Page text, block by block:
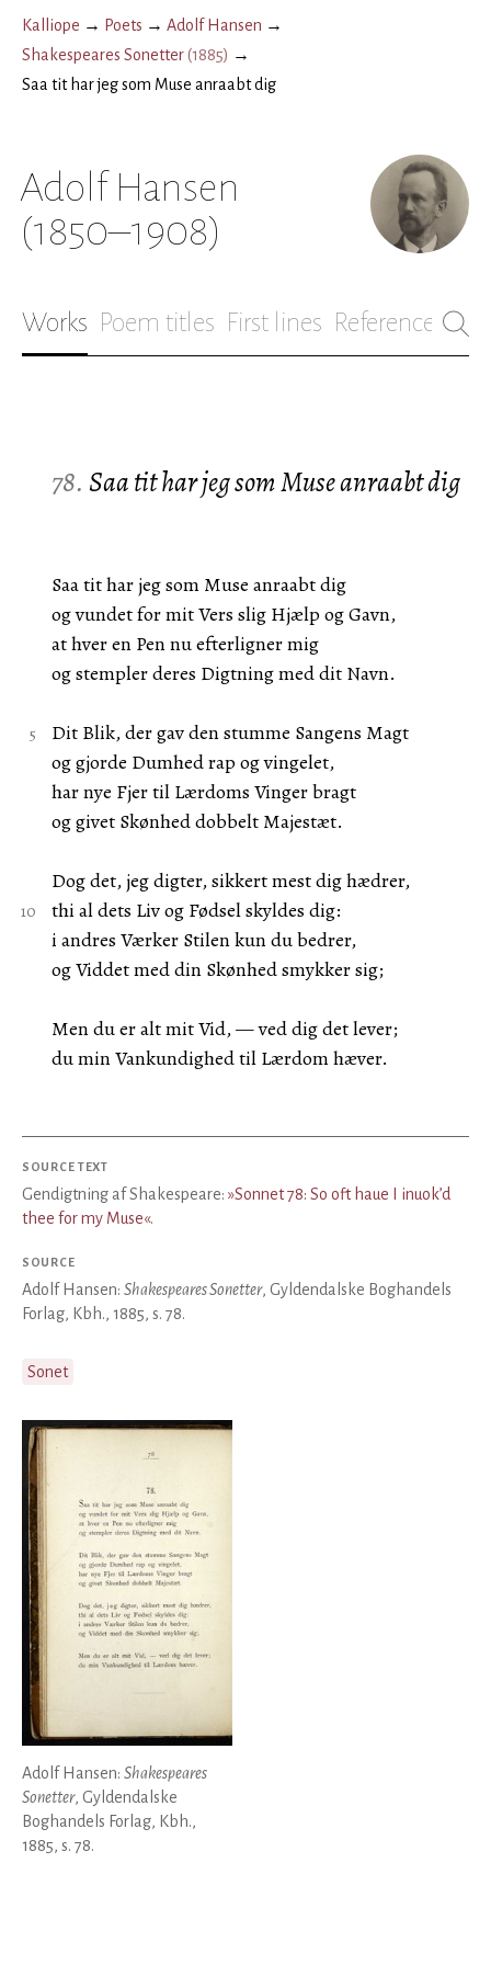
Kalliope → Poets → Adolf Hansen →
Shakespeares Sonetter(1885) →
Saa tit har jeg som Muse anraabt dig
Adolf Hansen
(1850–1908)
Works Poem titles First lines References
78. Saa tit har jeg som Muse anraabt dig
Saa tit har jeg som Muse anraabt dig
og vundet for mit Vers slig Hjælp og Gavn,
at hver en Pen nu efterligner mig
og stempler deres Digtning med dit Navn.
Dit Blik, der gav den stumme Sangens Magt
og gjorde Dumhed rap og vingelet,
har nye Fjer til Lærdoms Vinger bragt
og givet Skønhed dobbelt Majestæt.
Dog det, jeg digter, sikkert mest dig hædrer,
thi al dets Liv og Fødsel skyldes dig:
i andres Værker Stilen kun du bedrer,
og Viddet med din Skønhed smykker sig;
Men du er alt mit Vid, — ved dig det lever;
du min Vankundighed til Lærdom hæver.
SOURCE TEXT
Gendigtning af Shakespeare: »Sonnet 78: So oft haue I inuok’d
thee for my Muse«.
SOURCE
Adolf Hansen: Shakespeares Sonetter, Gyldendalske Boghandels
Forlag, Kbh., 1885, s. 78.
Sonet
Adolf Hansen: Shakespeares
Sonetter, Gyldendalske
Boghandels Forlag, Kbh.,
1885, s. 78.